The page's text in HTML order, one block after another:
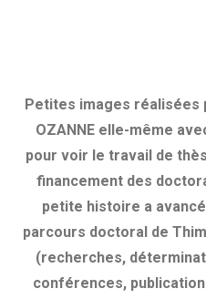
Petites images réalisées
OZANNE elle-même
pour voir le travail de
financement des
petite histoire a
parcours doctoral de
(recherches,
conférences,